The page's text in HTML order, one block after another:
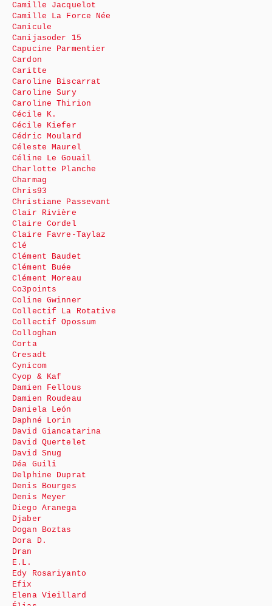
Camille Jacquelot
Camille La Force Née
Canicule
Canijasoder 15
Capucine Parmentier
Cardon
Caritte
Caroline Biscarrat
Caroline Sury
Caroline Thirion
Cécile K.
Cécile Kiefer
Cédric Moulard
Céleste Maurel
Céline Le Gouail
Charlotte Planche
Charmag
Chris93
Christiane Passevant
Clair Rivière
Claire Cordel
Claire Favre-Taylaz
Clé
Clément Baudet
Clément Buée
Clément Moreau
Co3points
Coline Gwinner
Collectif La Rotative
Collectif Opossum
Colloghan
Corta
Cresadt
Cynicom
Cyop & Kaf
Damien Fellous
Damien Roudeau
Daniela León
Daphné Lorin
David Giancatarina
David Quertelet
David Snug
Déa Guili
Delphine Duprat
Denis Bourges
Denis Meyer
Diego Aranega
Djaber
Dogan Boztas
Dora D.
Dran
E.L.
Edy Rosariyanto
Efix
Elena Vieillard